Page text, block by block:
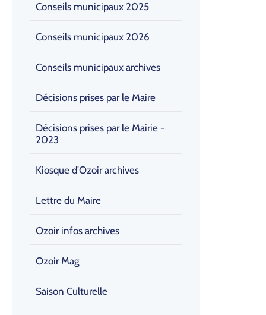
Conseils municipaux 2025
Conseils municipaux 2026
Conseils municipaux archives
Décisions prises par le Maire
Décisions prises par le Mairie -
2023
Kiosque d'Ozoir archives
Lettre du Maire
Ozoir infos archives
Ozoir Mag
Saison Culturelle